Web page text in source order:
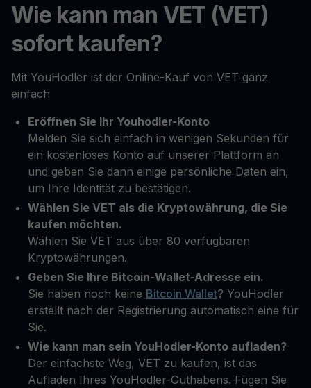
Wie kann man VET (VET)
sofort kaufen?
Mit YouHodler ist der Online-Kauf von VET ganz
einfach
Eröffnen Sie Ihr Youhodler-Konto
Melden Sie sich einfach in wenigen Sekunden für
ein kostenloses Konto auf unserer Plattform an
und geben Sie dann einige persönliche Daten ein,
um Ihre Identität zu bestätigen.
Wählen Sie VET als die Kryptowährung, die Sie
kaufen möchten.
Wählen Sie VET aus über 80 verfügbaren
Kryptowährungen.
Geben Sie Ihre Bitcoin-Wallet-Adresse ein.
Sie haben noch keine Bitcoin Wallet? YouHodler
erstellt nach der Registrierung automatisch eine für
Sie.
Wie kann man sein YouHodler-Konto aufladen?
Der einfachste Weg, VET zu kaufen, ist das
Aufladen Ihres YouHodler-Guthabens. Fügen Sie